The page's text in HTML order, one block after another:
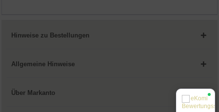
Hinweise zu Bestellungen
Allgemeine Hinweise
Über Markanto